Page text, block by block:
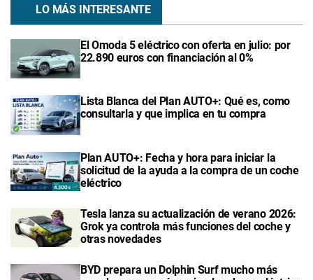
LO MÁS INTERESANTE
El Omoda 5 eléctrico con oferta en julio: por
22.890 euros con financiación al 0%
Lista Blanca del Plan AUTO+: Qué es, como
consultarla y que implica en tu compra
Plan AUTO+: Fecha y hora para iniciar la
solicitud de la ayuda a la compra de un coche
eléctrico
Tesla lanza su actualización de verano 2026:
Grok ya controla más funciones del coche y
otras novedades
BYD prepara un Dolphin Surf mucho más